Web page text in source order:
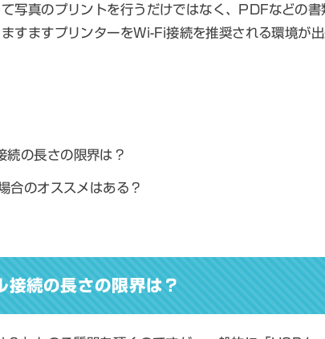
写真のプリントを行うだけではなく、PDFなどの書
すますプリンターをWi-Fi接続を推奨される環境が
の長さの限界は？
合のオススメはある？
続の長さの限界は？